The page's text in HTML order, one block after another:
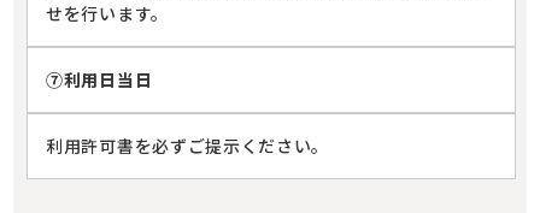
せを行います。
⑦利用日当日
利用許可書を必ずご提示ください。